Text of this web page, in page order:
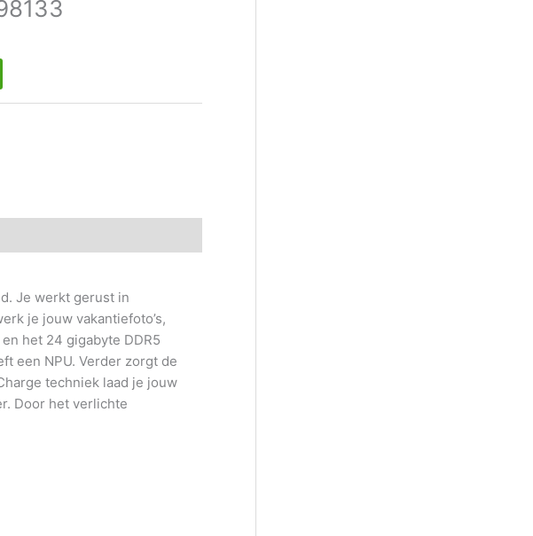
Je werkt gerust in
je jouw vakantiefoto’s,
het 24 gigabyte DDR5
een NPU. Verder zorgt de
techniek laad je jouw
Door het verlichte